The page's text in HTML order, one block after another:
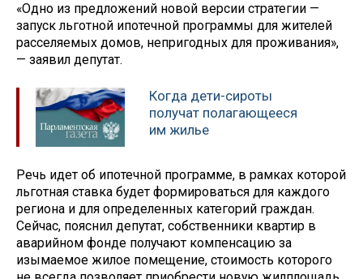
«Одно из предложений новой версии стратегии —
запуск льготной ипотечной программы для жителей
расселяемых домов, непригодных для проживания»,
— заявил депутат.
Когда дети-сироты
получат полагающееся
им жилье
Речь идет об ипотечной программе, в рамках которой
льготная ставка будет формироваться для каждого
региона и для определенных категорий граждан.
Сейчас, пояснил депутат, собственники квартир в
аварийном фонде получают компенсацию за
изымаемое жилое помещение, стоимость которого